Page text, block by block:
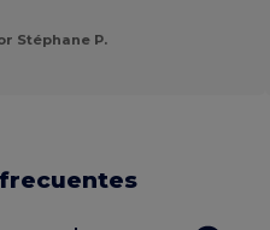
Stéphane P.